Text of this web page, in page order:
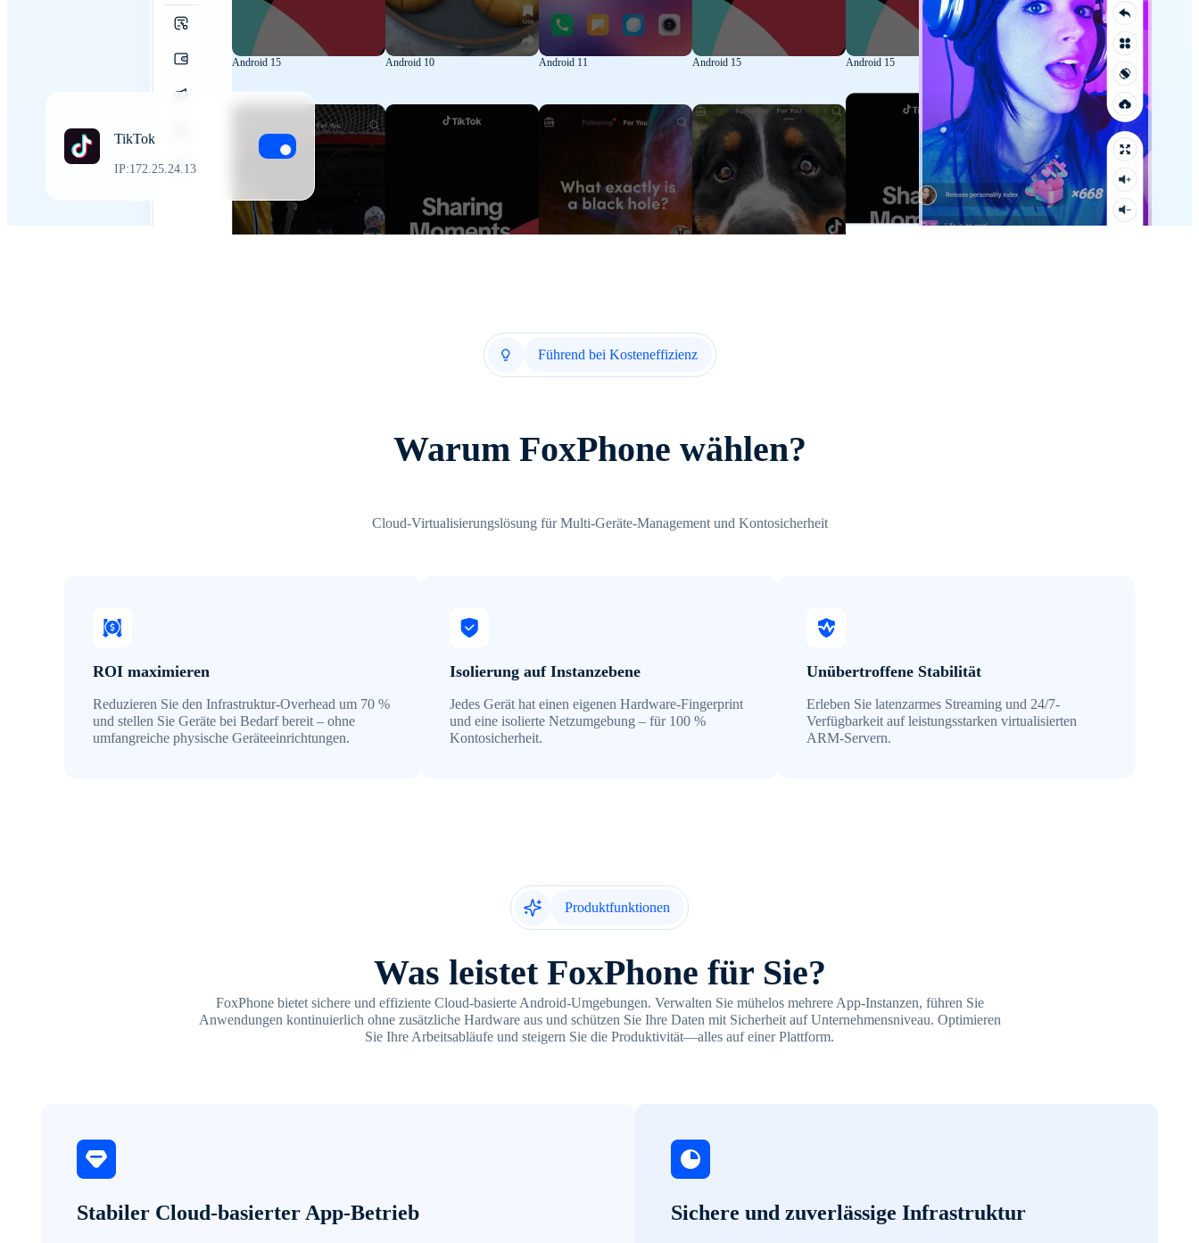
Android 15 Android 10 Android 11 Android 15 Android 15
TikTok
IP:172.25.24.13
Führend bei Kosteneffizienz
Warum FoxPhone wählen?
Cloud-Virtualisierungslösung für Multi-Geräte-Management und Kontosicherheit
ROI maximieren
Reduzieren Sie den Infrastruktur-Overhead um 70 %
und stellen Sie Geräte bei Bedarf bereit – ohne
umfangreiche physische Geräteeinrichtungen.
Isolierung auf Instanzebene
Jedes Gerät hat einen eigenen Hardware-Fingerprint
und eine isolierte Netzumgebung – für 100 %
Kontosicherheit.
Unübertroffene Stabilität
Erleben Sie latenzarmes Streaming und 24/7-
Verfügbarkeit auf leistungsstarken virtualisierten
ARM-Servern.
Produktfunktionen
Was leistet FoxPhone für Sie?
FoxPhone bietet sichere und effiziente Cloud-basierte Android-Umgebungen. Verwalten Sie mühelos mehrere App-Instanzen, führen Sie
Anwendungen kontinuierlich ohne zusätzliche Hardware aus und schützen Sie Ihre Daten mit Sicherheit auf Unternehmensniveau. Optimieren
Sie Ihre Arbeitsabläufe und steigern Sie die Produktivität—alles auf einer Plattform.
Stabiler Cloud-basierter App-Betrieb Sichere und zuverlässige Infrastruktur